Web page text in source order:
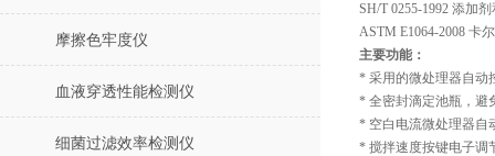
摩擦色牢度仪
血液穿透性能检测仪
细菌过滤效率检测仪
SH/T 0255-1992 添加
ASTM E1064-2008 卡
主要功能：
* 采用的微处理器自动
* 全密封滴定池瓶，避
* 空白电流微处理器自
* 搅拌速度按键电子调